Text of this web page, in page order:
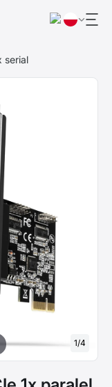
serial
1/4